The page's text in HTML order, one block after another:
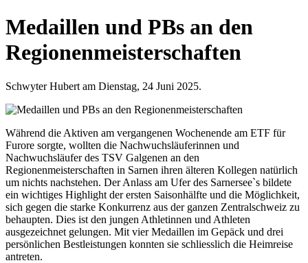
Medaillen und PBs an den
Regionenmeisterschaften
Schwyter Hubert am Dienstag, 24 Juni 2025.
Während die Aktiven am vergangenen Wochenende am ETF für
Furore sorgte, wollten die Nachwuchsläuferinnen und
Nachwuchsläufer des TSV Galgenen an den
Regionenmeisterschaften in Sarnen ihren älteren Kollegen natürlich
um nichts nachstehen. Der Anlass am Ufer des Sarnersee`s bildete
ein wichtiges Highlight der ersten Saisonhälfte und die Möglichkeit,
sich gegen die starke Konkurrenz aus der ganzen Zentralschweiz zu
behaupten. Dies ist den jungen Athletinnen und Athleten
ausgezeichnet gelungen. Mit vier Medaillen im Gepäck und drei
persönlichen Bestleistungen konnten sie schliesslich die Heimreise
antreten.